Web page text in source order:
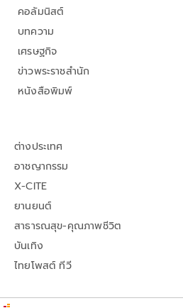
คอลัมนิสต์
บทความ
เศรษฐกิจ
ข่าวพระราชสำนัก
หนังสือพิมพ์
ต่างประเทศ
อาชญากรรม
X-CITE
ยานยนต์
สาธารณสุข-คุณภาพชีวิต
บันเทิง
ไทยโพสต์ ทีวี